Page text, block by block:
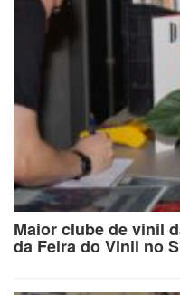
Maior clube de vinil
da Feira do Vinil no